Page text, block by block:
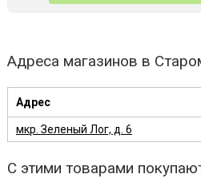
Адреса магазинов в
Адрес
мкр. Зеленый Лог, д. 6
С этими товарами